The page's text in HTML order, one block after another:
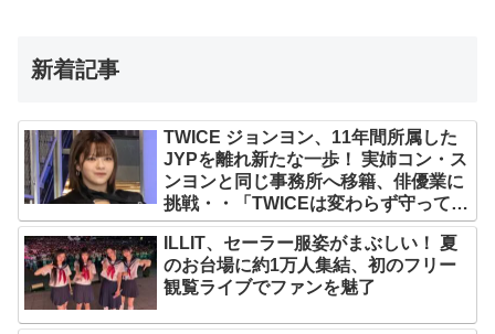
新着記事
TWICE ジョンヨン、11年間所属した
JYPを離れ新たな一歩！ 実姉コン・ス
ンヨンと同じ事務所へ移籍、俳優業に
挑戦・・「TWICEは変わらず守ってい
く」グループ活動は継続へ
ILLIT、セーラー服姿がまぶしい！ 夏
のお台場に約1万人集結、初のフリー
観覧ライブでファンを魅了